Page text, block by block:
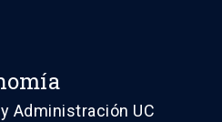
Administración UC